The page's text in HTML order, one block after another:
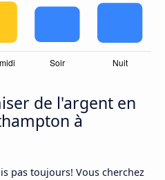
de l'argent en
à
pas toujours! Vous cherchez